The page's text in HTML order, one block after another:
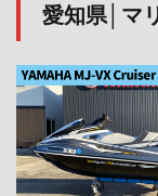
愛知県│マ